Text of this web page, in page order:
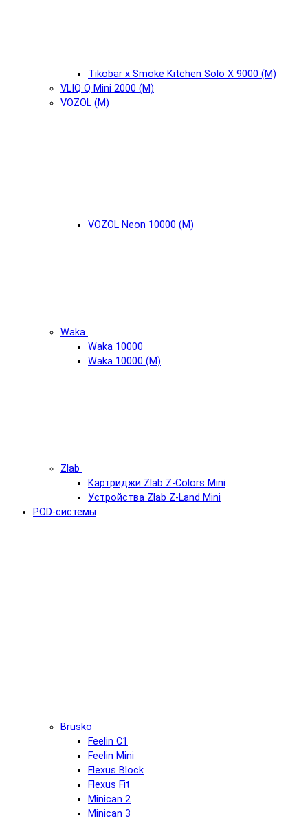
Tikobar x Smoke Kitchen Solo X 9000 (М)
VLIQ Q Mini 2000 (М)
VOZOL (М)
VOZOL Neon 10000 (М)
Waka
Waka 10000
Waka 10000 (М)
Zlab
Картриджи Zlab Z-Colors Mini
Устройства Zlab Z-Land Mini
POD-системы
Brusko
Feelin C1
Feelin Mini
Flexus Block
Flexus Fit
Minican 2
Minican 3